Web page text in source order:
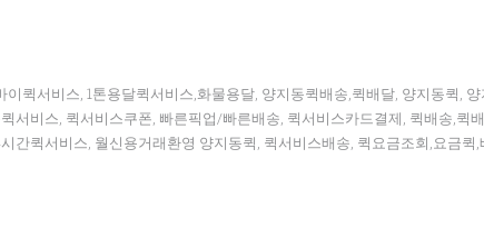
퀵서비스, 1톤용달퀵서비스,화물용달, 양지동퀵배송,퀵배달, 양지동퀵,
서비스, 퀵서비스쿠폰, 빠른픽업/빠른배송, 퀵서비스카드결제, 퀵배송,퀵
간퀵서비스, 월신용거래환영 양지동퀵, 퀵서비스배송, 퀵요금조회,요금퀵